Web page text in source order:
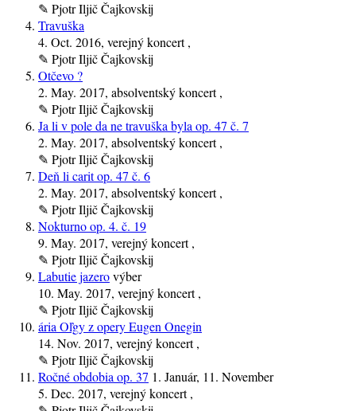
✎ Pjotr Iljič Čajkovskij
Travuška
4. Oct. 2016, verejný koncert ,
✎ Pjotr Iljič Čajkovskij
Otčevo ?
2. May. 2017, absolventský koncert ,
✎ Pjotr Iljič Čajkovskij
Ja li v pole da ne travuška byla op. 47 č. 7
2. May. 2017, absolventský koncert ,
✎ Pjotr Iljič Čajkovskij
Deň li carit op. 47 č. 6
2. May. 2017, absolventský koncert ,
✎ Pjotr Iljič Čajkovskij
Nokturno op. 4. č. 19
9. May. 2017, verejný koncert ,
✎ Pjotr Iljič Čajkovskij
Labutie jazerovýber
10. May. 2017, verejný koncert ,
✎ Pjotr Iljič Čajkovskij
ária Oľgy z opery Eugen Onegin
14. Nov. 2017, verejný koncert ,
✎ Pjotr Iljič Čajkovskij
Ročné obdobia op. 37 1. Január, 11. November
5. Dec. 2017, verejný koncert ,